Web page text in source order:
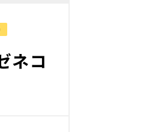
ネコ